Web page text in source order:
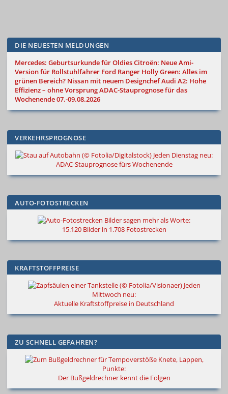
DIE NEUESTEN MELDUNGEN
Mercedes: Geburtsurkunde für OldiesCitroën: Neue Ami-
Version für Rollstuhlfahrer Ford Ranger Holly Green: Alles im
grünen Bereich? Nissan mit neuem DesignchefAudi A2: Hohe
Effizienz – ohne VorsprungADAC-Stauprognose für das
Wochenende 07.-09.08.2026
VERKEHRSPROGNOSE
Jeden Dienstag neu:
ADAC-Stauprognose fürs Wochenende
AUTO-FOTOSTRECKEN
Bilder sagen mehr als Worte:
15.120 Bilder in 1.708 Fotostrecken
KRAFTSTOFFPREISE
Jeden
Mittwoch neu:
Aktuelle Kraftstoffpreise in Deutschland
ZU SCHNELL GEFAHREN?
Knete, Lappen,
Punkte:
Der Bußgeldrechner kennt die Folgen